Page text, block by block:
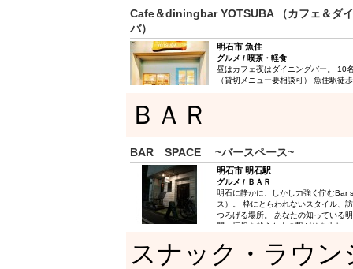
Cafe＆diningbar YOTSUBA （カフェ＆ダ
バ）
明石市 魚住
グルメ / 喫茶・軽食
昼はカフェ夜はダイニングバー。 10
（貸切メニュー要相談可） 魚住駅徒
ＢＡＲ
BAR SPACE ~バースペース~
明石市 明石駅
グルメ / ＢＡＲ
明石に静かに、しかし力強く佇むBar
ス）。 枠にとらわれないスタイル、
つろげる場所。 あなたの知っている
間、垣根を越えた人の繋がりを生む
スナック・ラウン